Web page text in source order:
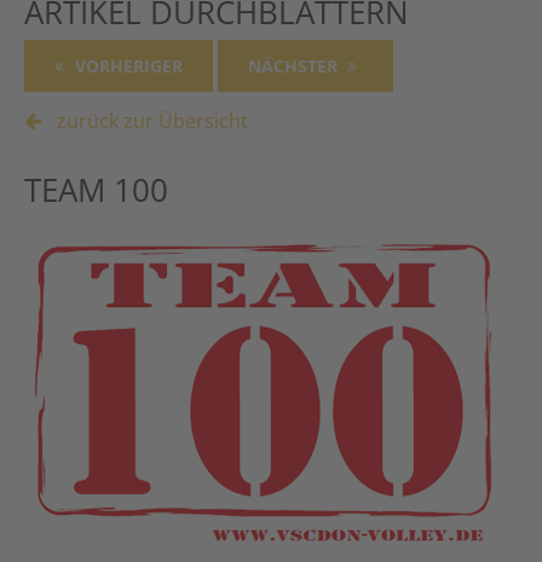
ARTIKEL DURCHBLÄTTERN
VORHERIGER NÄCHSTER
zurück zur Übersicht
TEAM 100